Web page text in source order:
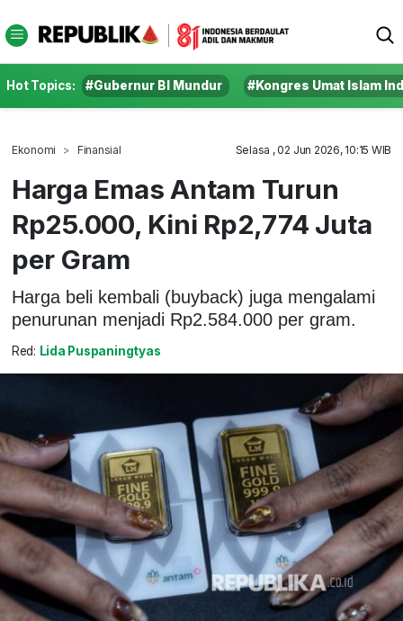
Hot Topics: #Gubernur BI Mundur #Kongres Umat Islam
Ekonomi Finansial Selasa , 02 Jun 2026, 10:15 WIB
Harga Emas Antam Turun
Rp25.000, Kini Rp2,774 Juta
per Gram
Harga beli kembali (buyback) juga mengalami
penurunan menjadi Rp2.584.000 per gram.
Red: Lida Puspaningtyas